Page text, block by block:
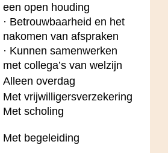
een open houding
· Betrouwbaarheid en het
nakomen van afspraken
· Kunnen samenwerken
met collega’s van welzijn
Alleen overdag
Met vrijwilligersverzekering
Met scholing
Met begeleiding